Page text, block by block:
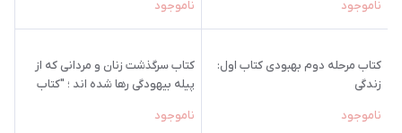
ناموجود ناموجود
کتاب مرحله دوم بهبودی کتاب اول:
زندگی
ناموجود
کتاب سرگذشت زنان و مردانی که از
پیله بیهودگی رها شده اند ؛ "کتاب
ناموجود